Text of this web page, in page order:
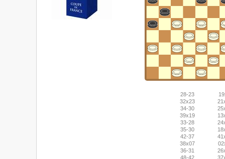
28-23
32x23
34-30
39x19
33-28
35-30
42-37
38x07
36-31
48-42